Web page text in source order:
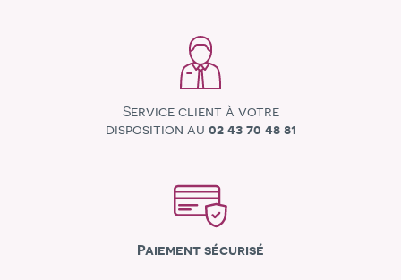
Service client à votre
disposition au 02 43 70 48 81
Paiement sécurisé